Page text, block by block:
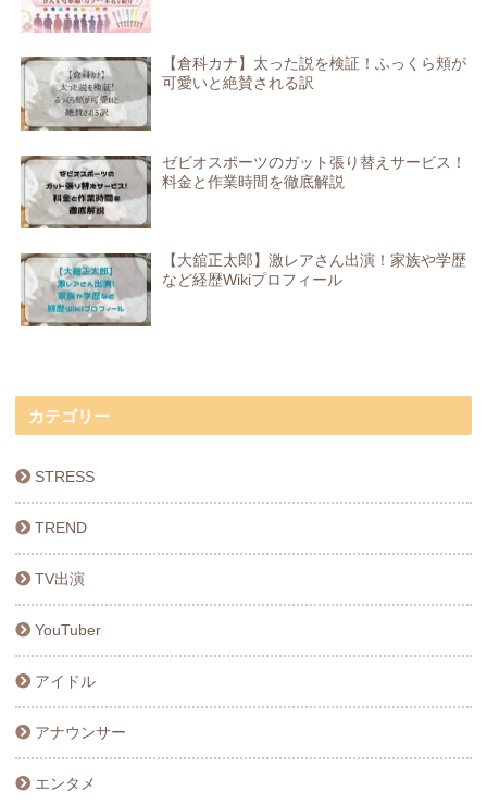
【倉科カナ】太った説を検証！ふっくら頬が
可愛いと絶賛される訳
ゼビオスポーツのガット張り替えサービス！
料金と作業時間を徹底解説
【大舘正太郎】激レアさん出演！家族や学歴
など経歴Wikiプロフィール
カテゴリー
STRESS
TREND
TV出演
YouTuber
アイドル
アナウンサー
エンタメ